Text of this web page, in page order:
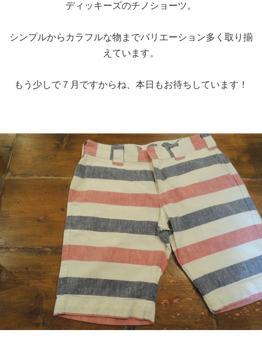
ディッキーズのチノショーツ。
シンプルからカラフルな物までバリエーション多く取り揃
えています。
もう少しで７月ですからね、本日もお待ちしています！